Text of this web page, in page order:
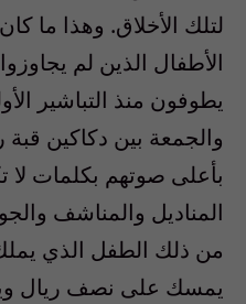
لتلك الأخلاق. وهذا ما
الأطفال الذين لم
يطوفون منذ التباشير
والجمعة بين دكاكين
بأعلى صوتهم بكلمات لا
المناديل والمناشف
من ذلك الطفل الذي
يمسك على نصف ريال